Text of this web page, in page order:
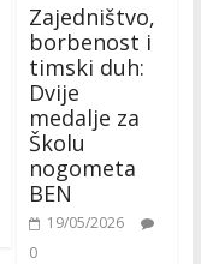
Zajedništvo,
borbenost i
timski duh:
Dvije
medalje za
Školu
nogometa
BEN
19/05/2026
0